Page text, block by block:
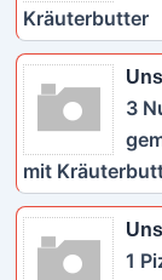
Kräuterbutter
3
mit
1